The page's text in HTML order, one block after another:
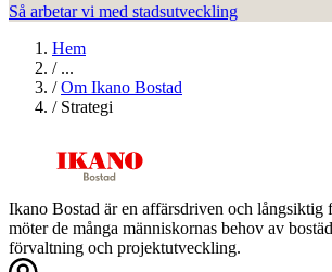
Så arbetar vi med stadsutveckling
Hem
/ ...
/ Om Ikano Bostad
/ Strategi
Ikano Bostad är en affärsdriven och långsiktig
möter de många människornas behov av
förvaltning och projektutveckling.